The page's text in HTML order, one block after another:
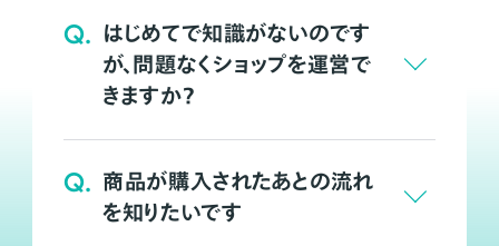
Q. はじめてで知識がないのです
が、問題なくショップを運営で
きますか？
Q. 商品が購入されたあとの流れ
を知りたいです